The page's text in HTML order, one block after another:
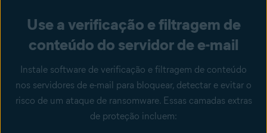
Use a verificação e filtragem de
conteúdo do servidor de e-mail
Instale software de verificação e filtragem de conteúdo
nos servidores de e-mail para bloquear, detectar e evitar o
risco de um ataque de ransomware. Essas camadas extras
de proteção incluem: